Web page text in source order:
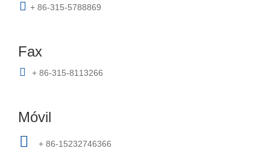
 + 86-315-5788869
Fax
 + 86-315-8113266
Móvil
 + 86-15232746366